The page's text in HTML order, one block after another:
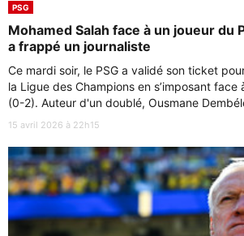
PSG
Mohamed Salah face à un joueur du
a frappé un journaliste
Ce mardi soir, le PSG a validé son ticket
la Ligue des Champions en s’imposant face
(0-2). Auteur d'un doublé, Ousmane
15 avril 2026 à 22h15